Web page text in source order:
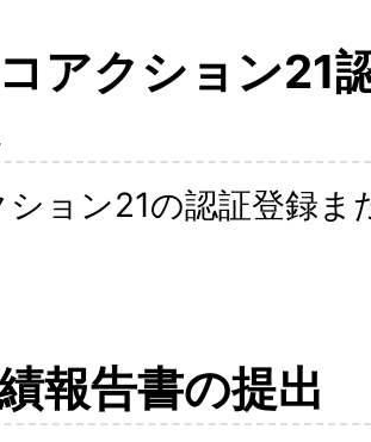
アクション21
ション21の認証登録ま
報告書の提出